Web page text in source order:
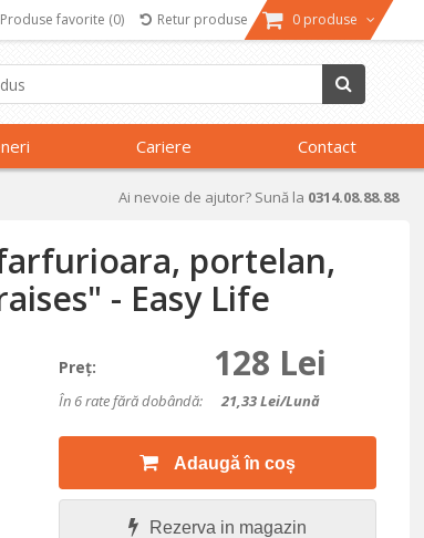
Produse favorite (0) Retur produse 0 produse
Cariere Contact
Ai nevoie de ajutor? Sună la 0314.08.88.88
portelan,
- Easy Life
Preţ: 128 Lei
În 6 rate fără dobândă: 21,33Lei/lună
Adaugă în coș
Rezerva in magazin